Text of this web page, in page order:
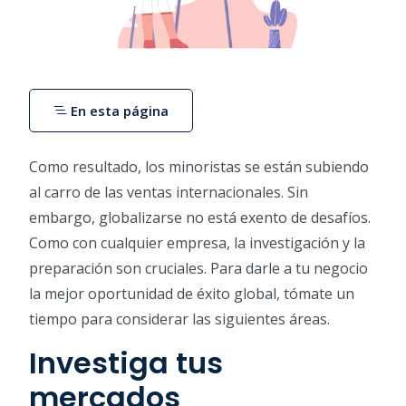
Como resultado, los minoristas se están subiendo
al carro de las ventas internacionales. Sin
embargo, globalizarse no está exento de desafíos.
Como con cualquier empresa, la investigación y la
preparación son cruciales. Para darle a tu negocio
la mejor oportunidad de éxito global, tómate un
tiempo para considerar las siguientes áreas.
Investiga tus
mercados
En esta página